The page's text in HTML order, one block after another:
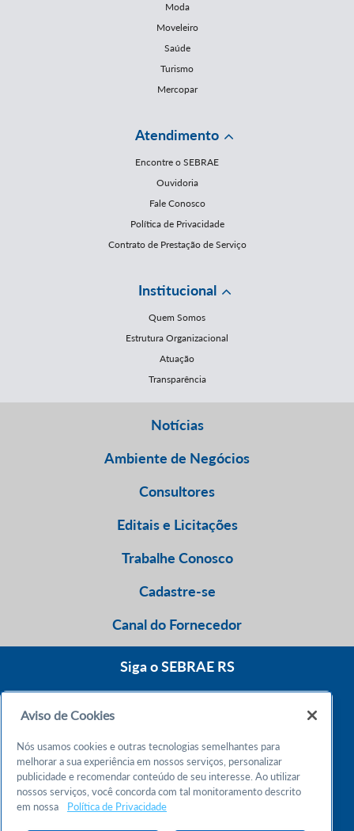
Moda
Moveleiro
Saúde
Turismo
Mercopar
Atendimento
Encontre o SEBRAE
Ouvidoria
Fale Conosco
Política de Privacidade
Contrato de Prestação de Serviço
Institucional
Quem Somos
Estrutura Organizacional
Atuação
Transparência
Notícias
Ambiente de Negócios
Consultores
Editais e Licitações
Trabalhe Conosco
Cadastre-se
Canal do Fornecedor
Siga o SEBRAE RS
Atendimento 24h
Chame no WhatsApp
Aviso de Cookies
Nós usamos cookies e outras tecnologias semelhantes para
melhorar a sua experiência em nossos serviços, personalizar
publicidade e recomendar conteúdo de seu interesse. Ao utilizar
nossos serviços, você concorda com tal monitoramento descrito
em nossa
Política de Privacidade